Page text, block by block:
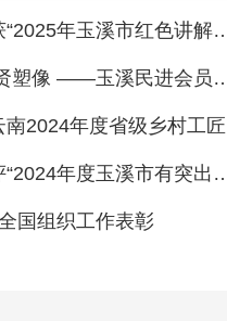
年玉溪市红色讲解
2024年度省级乡村工
年度玉溪市有突出
国组织工作表彰